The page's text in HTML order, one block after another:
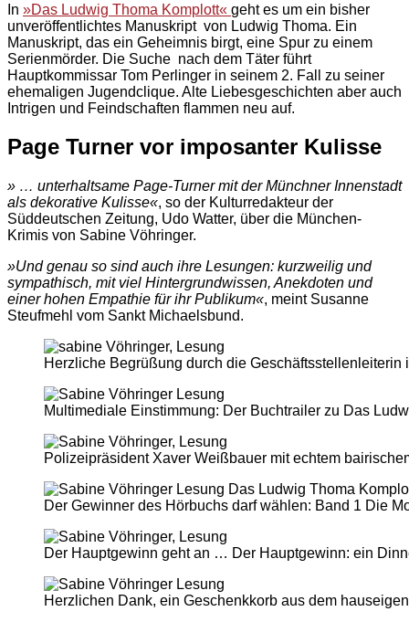
In »Das Ludwig Thoma Komplott« geht es um ein bisher
unveröffentlichtes Manuskript von Ludwig Thoma. Ein
Manuskript, das ein Geheimnis birgt, eine Spur zu einem
Serienmörder. Die Suche nach dem Täter führt
Hauptkommissar Tom Perlinger in seinem 2. Fall zu seiner
ehemaligen Jugendclique. Alte Liebesgeschichten aber auch
Intrigen und Feindschaften flammen neu auf.
Page Turner vor imposanter Kulisse
» … unterhaltsame Page-Turner mit der Münchner Innenstadt
als dekorative Kulisse«, so der Kulturredakteur der
Süddeutschen Zeitung, Udo Watter, über die München-
Krimis von Sabine Vöhringer.
»Und genau so sind auch ihre Lesungen: kurzweilig und
sympathisch, mit viel Hintergrundwissen, Anekdoten und
einer hohen Empathie für ihr Publikum«, meint Susanne
Steufmehl vom Sankt Michaelsbund.
Herzliche Begrüßung durch die Geschäftsstellenleiterin
Multimediale Einstimmung: Der Buchtrailer zu Das
Polizeipräsident Xaver Weißbauer mit echtem
Der Gewinner des Hörbuchs darf wählen: Band 1 Die
Der Hauptgewinn geht an … Der Hauptgewinn: ein
Herzlichen Dank, ein Geschenkkorb aus dem